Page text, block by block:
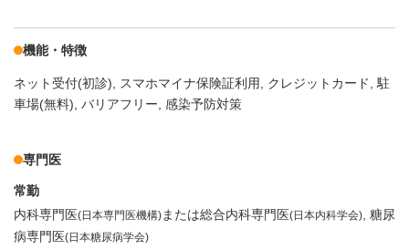
機能・特徴
ネット受付(初診) スマホマイナ保険証利用 クレジットカード
駐
車場(無料) バリアフリー 感染予防対策
専門医
常勤
内科専門医(日本専門医機構) または総合内科専門医(日本内科学会) 糖尿
病専門医(日本糖尿病学会)